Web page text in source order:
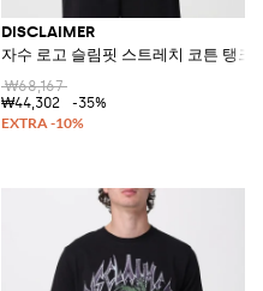
DISCLAIMER
자수 로고 슬림핏 스트레치 코튼 탱크
₩68,167
₩44,302
-35%